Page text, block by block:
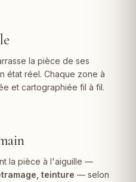
la pièce de ses
état réel. Chaque zone à
et cartographiée fil à fil.
la pièce à l'aiguille —
teinture — selon